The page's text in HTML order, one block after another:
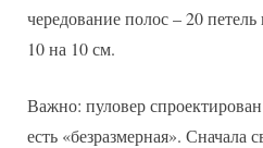
чередование полос – 20 петель
10 на 10 см.
Важно: пуловер
есть «безразмерная». Сначала